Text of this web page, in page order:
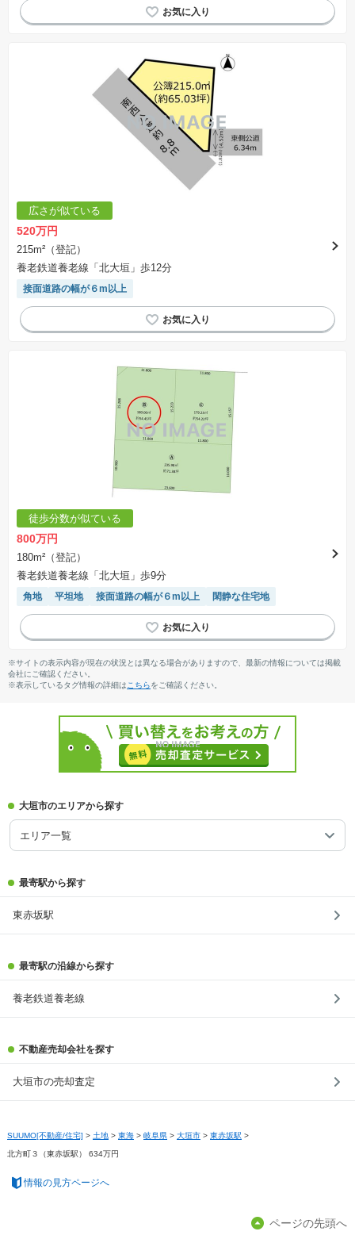
広さが似ている
520万円
215m²（登記）
養老鉄道養老線「北大垣」歩12分
接面道路の幅が６m以上
徒歩分数が似ている
800万円
180m²（登記）
養老鉄道養老線「北大垣」歩9分
角地 平坦地 接面道路の幅が６m以上 閑静な住宅地
※サイトの表示内容が現在の状況とは異なる場合がありますので、最新の情報については掲載
会社にご確認ください。
※表示しているタグ情報の詳細は こちらをご確認ください。
大垣市のエリアから探す
エリア一覧
最寄駅から探す
東赤坂駅
最寄駅の沿線から探す
養老鉄道養老線
不動産売却会社を探す
大垣市の売却査定
SUUMO[不動産/住宅] > 土地 > 東海 > 岐阜県 > 大垣市 > 東赤坂駅 >
北方町３（東赤坂駅） 634万円
情報の見方ページへ
ページの先頭へ